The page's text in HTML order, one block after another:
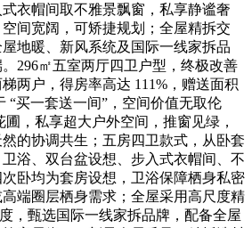
衣帽间取不雅景飘窗，私享静谧奢
间宽阔，可矫捷规划；全屋精拆交
地暖、新风系统及国际一线家拆品
296㎡五室两厅四卫户型，终极改善
两户，得房率高达 111%，赠送面积
“买一套送一间”，空间价值无取伦
圃，私享超大户外空间，推窗见绿，
的协调共生；五房四卫款式，从卧套
浴、双台盆设想、步入式衣帽间、不
卧均为套房设想，卫浴保障栖身私密
端圈层栖身需求；全屋采用高尺度精
，甄选国际一线家拆品牌，配备全屋